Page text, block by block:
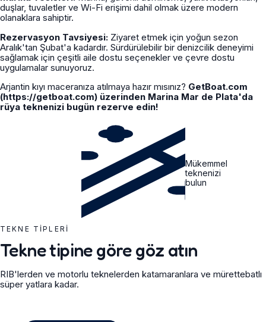
duşlar, tuvaletler ve Wi-Fi erişimi dahil olmak üzere modern
olanaklara sahiptir.
Rezervasyon Tavsiyesi: Ziyaret etmek için yoğun sezon
Aralık'tan Şubat'a kadardır. Sürdürülebilir bir denizcilik deneyimi
sağlamak için çeşitli aile dostu seçenekler ve çevre dostu
uygulamalar sunuyoruz.
Arjantin kıyı maceranıza atılmaya hazır mısınız? GetBoat.com
(https://getboat.com) üzerinden Marina Mar de Plata'da
rüya teknenizi bugün rezerve edin!
Mükemmel
teknenizi
bulun
TEKNE TIPLERI
Tekne tipine göre göz atın
RIB'lerden ve motorlu teknelerden katamaranlara ve mürettebatlı
süper yatlara kadar.